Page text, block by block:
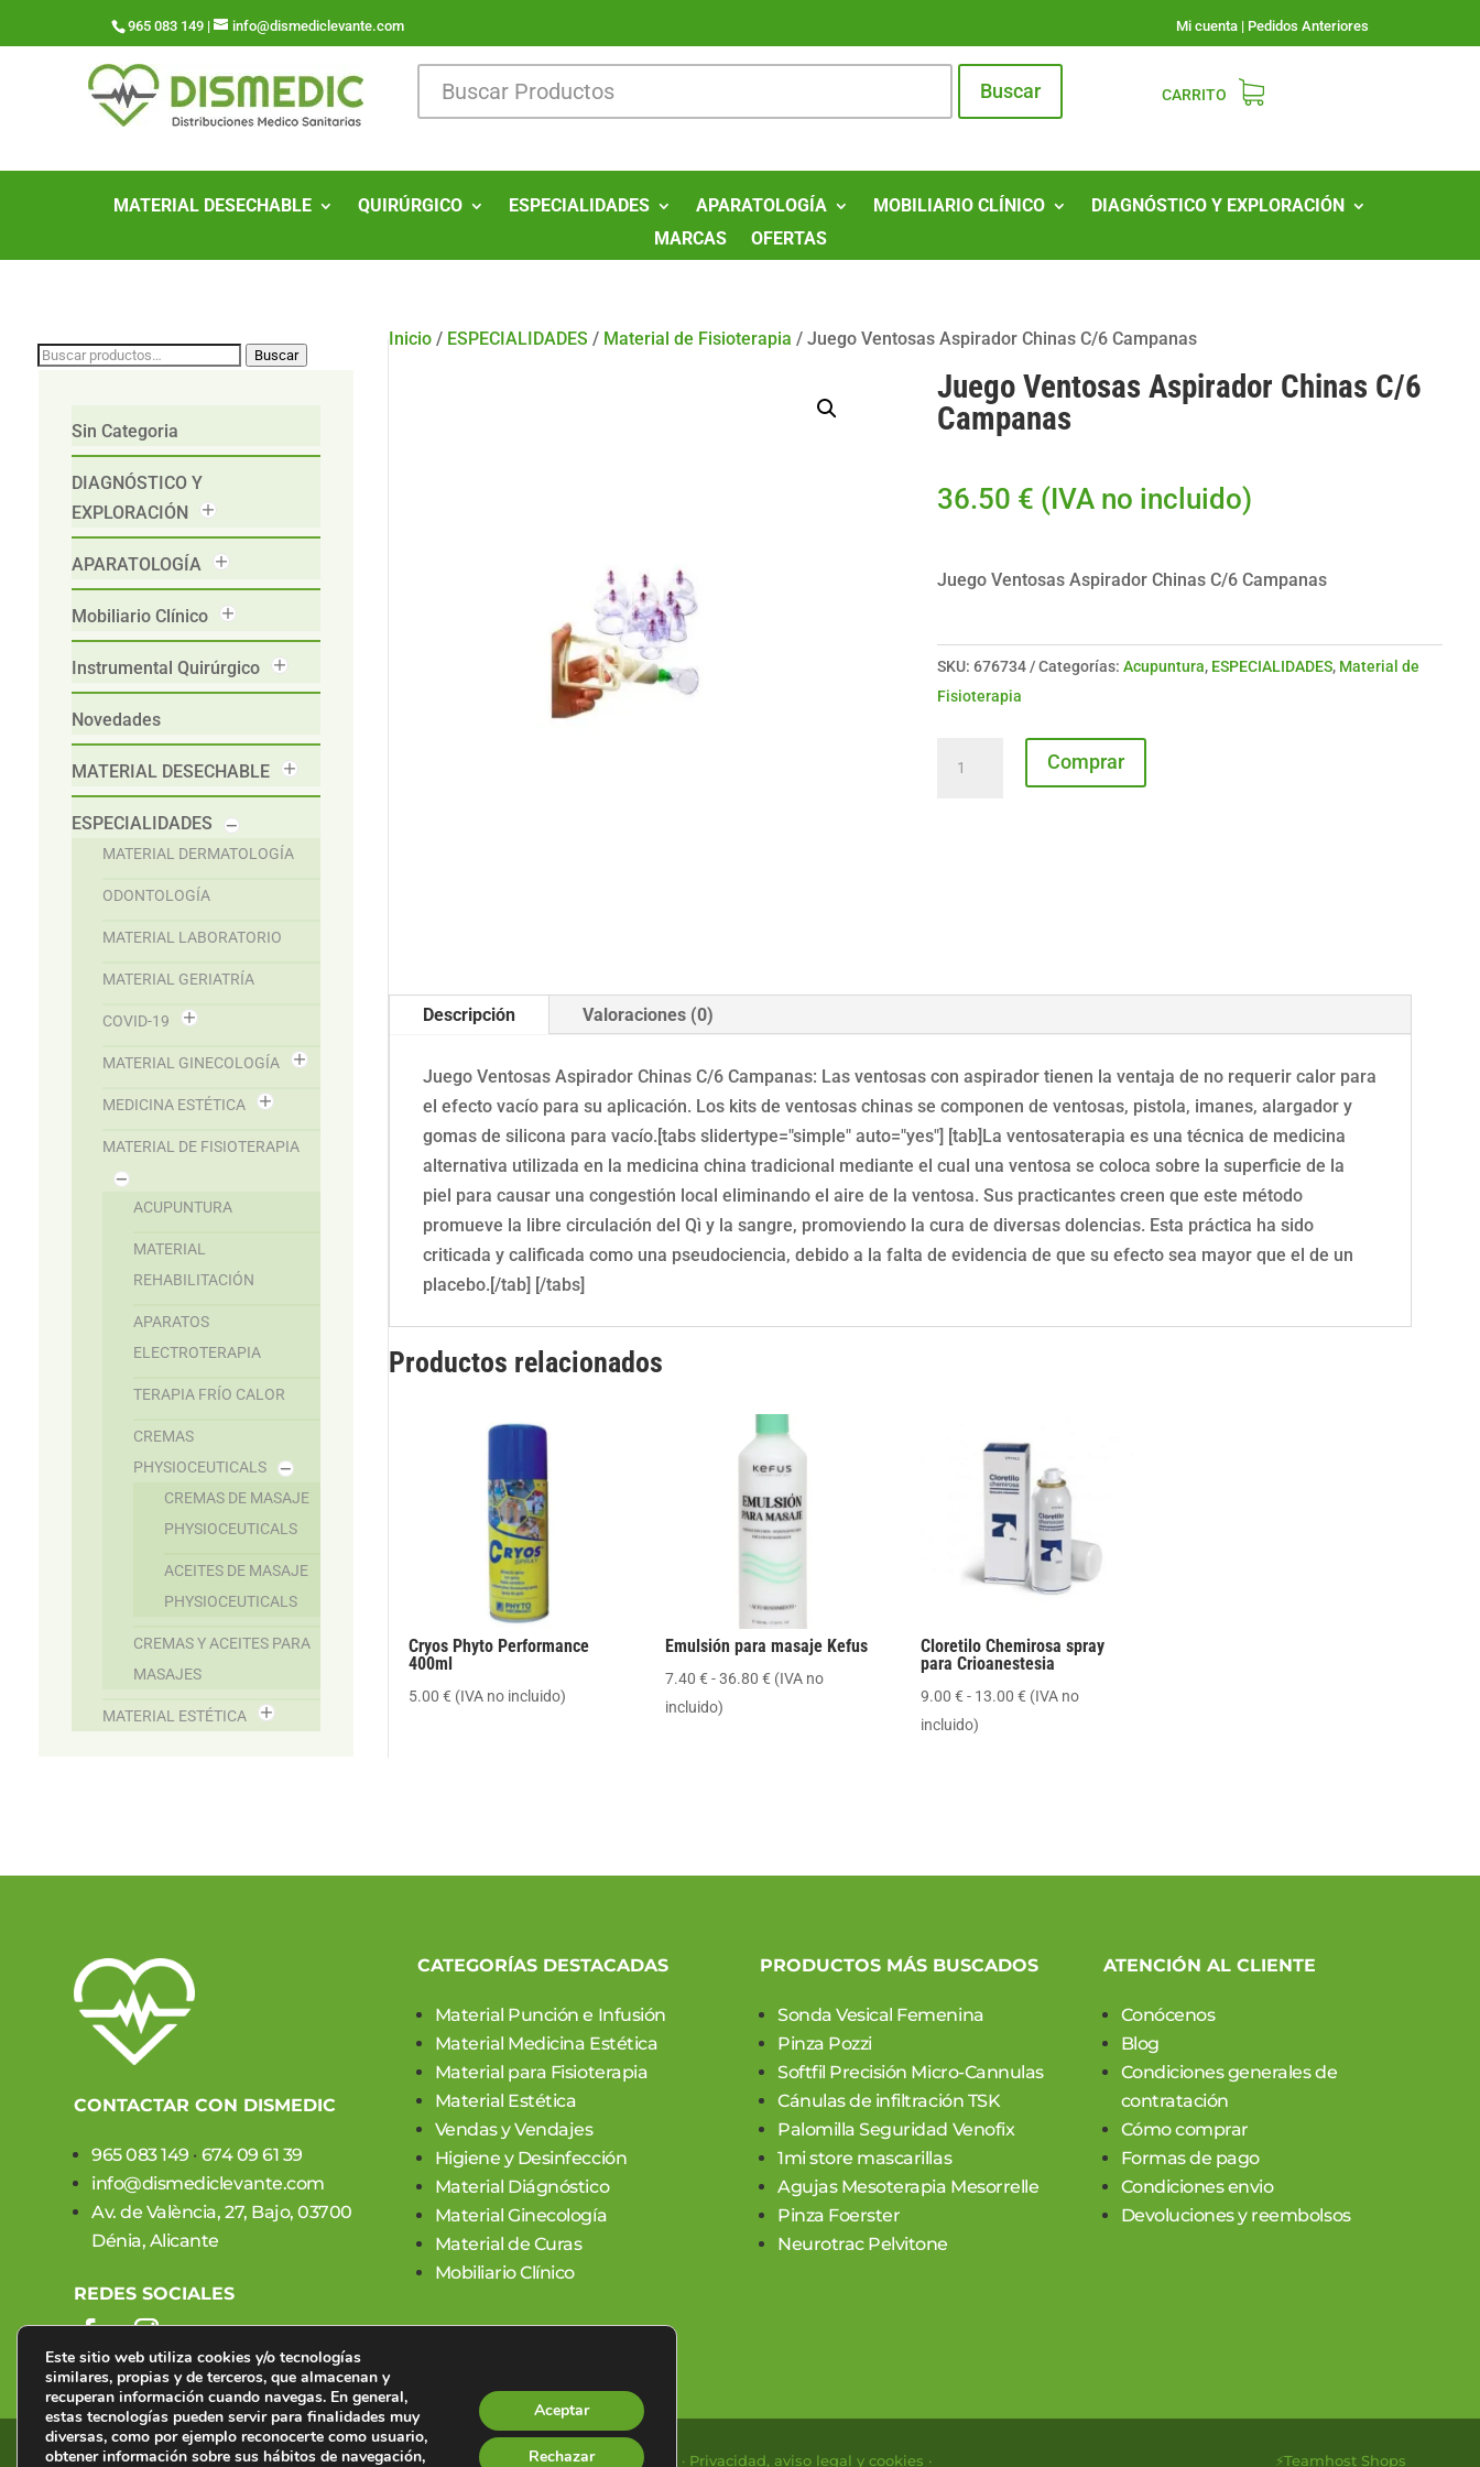
965 083 149 | info@dismediclevante.com Mi cuenta | Pedidos Anteriores
Buscar CARRITO
MATERIAL DESECHABLE QUIRÚRGICO ESPECIALIDADES APARATOLOGÍA MOBILIARIO CLÍNICO
DIAGNÓSTICO Y EXPLORACIÓN
MARCAS
OFERTAS
Buscar
Buscar
Sin Categoria
DIAGNÓSTICO Y
EXPLORACIÓN
APARATOLOGÍA
Mobiliario Clínico
Instrumental Quirúrgico
Novedades
MATERIAL DESECHABLE
ESPECIALIDADES
MATERIAL DERMATOLOGÍA
ODONTOLOGÍA
MATERIAL LABORATORIO
MATERIAL GERIATRÍA
COVID-19
MATERIAL GINECOLOGÍA
MEDICINA ESTÉTICA
MATERIAL DE FISIOTERAPIA
ACUPUNTURA
MATERIAL
REHABILITACIÓN
APARATOS
ELECTROTERAPIA
TERAPIA FRÍO CALOR
CREMAS
PHYSIOCEUTICALS
CREMAS DE MASAJE
PHYSIOCEUTICALS
ACEITES DE MASAJE
PHYSIOCEUTICALS
CREMAS Y ACEITES PARA
MASAJES
MATERIAL ESTÉTICA
Inicio/ ESPECIALIDADES / Material de Fisioterapia / Juego Ventosas Aspirador Chinas C/6 Campanas
Juego Ventosas Aspirador Chinas C/6
Campanas
36.50 € (IVA no incluido)
Juego Ventosas Aspirador Chinas C/6 Campanas
SKU: 676734 Categorías: Acupuntura, ESPECIALIDADES, Material de
Fisioterapia
Comprar
Descripción Valoraciones (0)
Juego Ventosas Aspirador Chinas C/6 Campanas: Las ventosas con aspirador tienen la ventaja de no requerir calor para
el efecto vacío para su aplicación. Los kits de ventosas chinas se componen de ventosas, pistola, imanes, alargador y
gomas de silicona para vacío.[tabs slidertype="simple" auto="yes"] [tab]La ventosaterapia es una técnica de medicina
alternativa utilizada en la medicina china tradicional mediante el cual una ventosa se coloca sobre la superficie de la
piel para causar una congestión local eliminando el aire de la ventosa. Sus practicantes creen que este método
promueve la libre circulación del Qì y la sangre, promoviendo la cura de diversas dolencias. Esta práctica ha sido
criticada y calificada como una pseudociencia, debido a la falta de evidencia de que su efecto sea mayor que el de un
placebo.[/tab] [/tabs]
Productos relacionados
Cryos Phyto Performance
400ml
5.00€ (IVA no incluido)
Emulsión para masaje Kefus
7.40 € - 36.80 €Rango
(IVA no
incluido)
Cloretilo Chemirosa spray
para Crioanestesia
9.00 € - 13.00 €Rango
(IVA no
incluido)
CONTACTAR CON DISMEDIC
965 083 149 · 674 09 61 39
info@dismediclevante.com
Av. de València, 27, Bajo, 03700
Dénia, Alicante
REDES SOCIALES
CATEGORÍAS DESTACADAS
Material Punción e Infusión
Material Medicina Estética
Material para Fisioterapia
Material Estética
Vendas y Vendajes
Higiene y Desinfección
Material Diágnóstico
Material Ginecología
Material de Curas
Mobiliario Clínico
PRODUCTOS MÁS BUSCADOS
Sonda Vesical Femenina
Pinza Pozzi
Softfil Precisión Micro-Cannulas
Cánulas de infiltración TSK
Palomilla Seguridad Venofix
1mi store mascarillas
Agujas Mesoterapia Mesorrelle
Pinza Foerster
Neurotrac Pelvitone
ATENCIÓN AL CLIENTE
Conócenos
Blog
Condiciones generales de
contratación
Cómo comprar
Formas de pago
Condiciones envio
Devoluciones y reembolsos
©2023 Dismedic Levante · Material Médico Online · Todos los derechos reservados. · Privacidad, aviso legal y cookies ·
⚡TeamhostShops
Este sitio web utiliza cookies y/o tecnologías
similares, propias y de terceros, que almacenan y
recuperan información cuando navegas. En general,
estas tecnologías pueden servir para finalidades muy
diversas, como por ejemplo reconocerte como usuario,
obtener información sobre sus hábitos de navegación,
Aceptar
Rechazar